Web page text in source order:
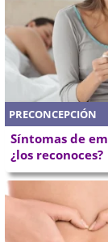
PRECONCEPCIÓN
Síntomas de
¿los reconoces?